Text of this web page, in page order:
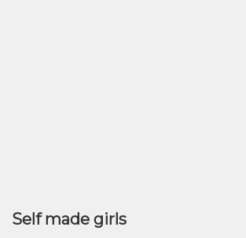
Self made girls